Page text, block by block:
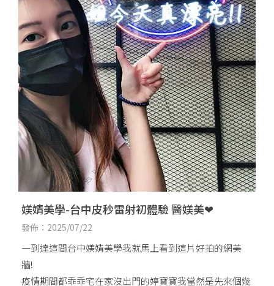
媄婧美學-台中皮秒雷射初體驗 醫媄美❤
發佈：2025/07/22
一到達這間台中媄婧美學我就馬上看到這片好拍的網美
牆!
疫情期間都乖乖宅在家沒出門的婷寶寶我當然是先來個幾